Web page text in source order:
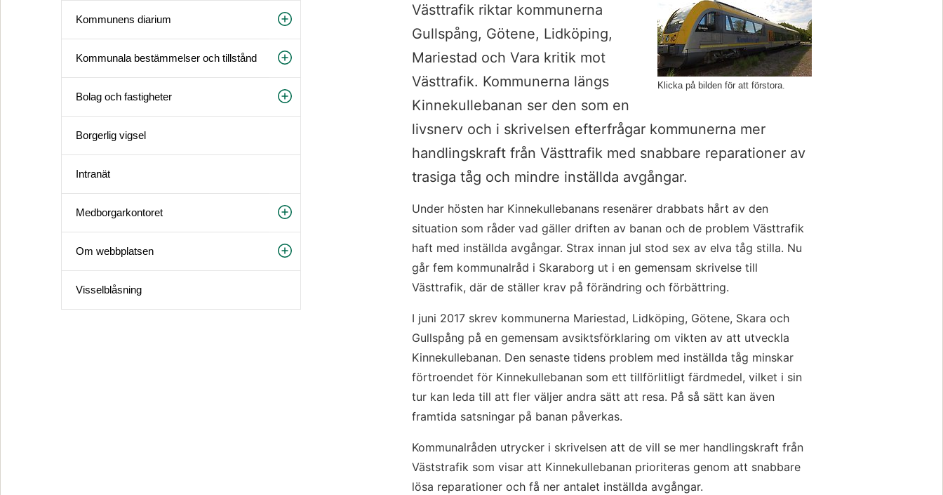
Kommunens diarium
Kommunala bestämmelser och tillstånd
Bolag och fastigheter
Borgerlig vigsel
Intranät
Medborgarkontoret
Om webbplatsen
Visselblåsning
Klicka på bilden för att förstora.
Västtrafik riktar kommunerna
Gullspång, Götene, Lidköping,
Mariestad och Vara kritik mot
Västtrafik. Kommunerna längs
Kinnekullebanan ser den som en
livsnerv och i skrivelsen efterfrågar kommunerna mer
handlingskraft från Västtrafik med snabbare reparationer av
trasiga tåg och mindre inställda avgångar.
Under hösten har Kinnekullebanans resenärer drabbats hårt av den
situation som råder vad gäller driften av banan och de problem Västtrafik
haft med inställda avgångar. Strax innan jul stod sex av elva tåg stilla. Nu
går fem kommunalråd i Skaraborg ut i en gemensam skrivelse till
Västtrafik, där de ställer krav på förändring och förbättring.
I juni 2017 skrev kommunerna Mariestad, Lidköping, Götene, Skara och
Gullspång på en gemensam avsiktsförklaring om vikten av att utveckla
Kinnekullebanan. Den senaste tidens problem med inställda tåg minskar
förtroendet för Kinnekullebanan som ett tillförlitligt färdmedel, vilket i sin
tur kan leda till att fler väljer andra sätt att resa. På så sätt kan även
framtida satsningar på banan påverkas.
Kommunalråden utrycker i skrivelsen att de vill se mer handlingskraft från
Väststrafik som visar att Kinnekullebanan prioriteras genom att snabbare
lösa reparationer och få ner antalet inställda avgångar.